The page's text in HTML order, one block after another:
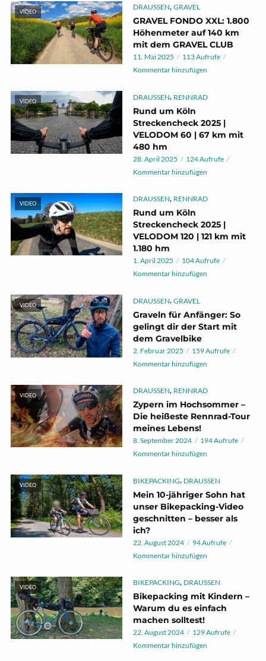
VIDEO
DRAUSSEN, GRAVEL
GRAVEL FONDO XXL: 1.800
Höhenmeter auf 140 km
mit dem GRAVEL CLUB
11. Mai 2025
113 Aufrufe
Kommentar hinzufügen
VIDEO
DRAUSSEN, RENNRAD
Rund um Köln
Streckencheck 2025 |
VELODOM 60 | 67 km mit
480 hm
28. April 2025
124 Aufrufe
Kommentar hinzufügen
VIDEO
DRAUSSEN, RENNRAD
Rund um Köln
Streckencheck 2025 |
VELODOM 120 | 121 km mit
1.180 hm
1. April 2025
104 Aufrufe
Kommentar hinzufügen
VIDEO
DRAUSSEN, GRAVEL
Graveln für Anfänger: So
gelingt dir der Start mit
dem Gravelbike
2. Februar 2025
159 Aufrufe
Kommentar hinzufügen
VIDEO
DRAUSSEN, RENNRAD
Zypern im Hochsommer –
Die heißeste Rennrad-Tour
meines Lebens!
8. September 2024
194 Aufrufe
Kommentar hinzufügen
VIDEO
BIKEPACKING, DRAUSSEN
Mein 10-jähriger Sohn hat
unser Bikepacking-Video
geschnitten – besser als
ich?
22. August 2024
94 Aufrufe
Kommentar hinzufügen
VIDEO
BIKEPACKING, DRAUSSEN
Bikepacking mit Kindern –
Warum du es einfach
machen solltest!
22. August 2024
129 Aufrufe
Kommentar hinzufügen